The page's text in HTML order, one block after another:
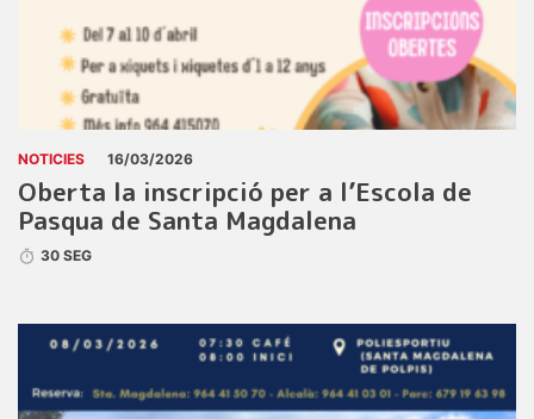
NOTICIES 16/03/2026
Oberta la inscripció per a l’Escola de
Pasqua de Santa Magdalena
30 SEG